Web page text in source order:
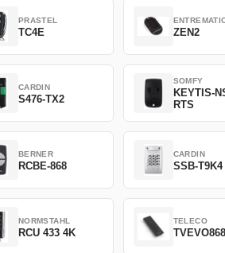
PRASTEL
TC4E ZEN2
CARDIN
S476-TX2
SOMFY
KEYTIS-
RTS
BERNER
RCBE-868
CARDIN
SSB-T9K4
NORMSTAHL
RCU 433 4K
TELECO